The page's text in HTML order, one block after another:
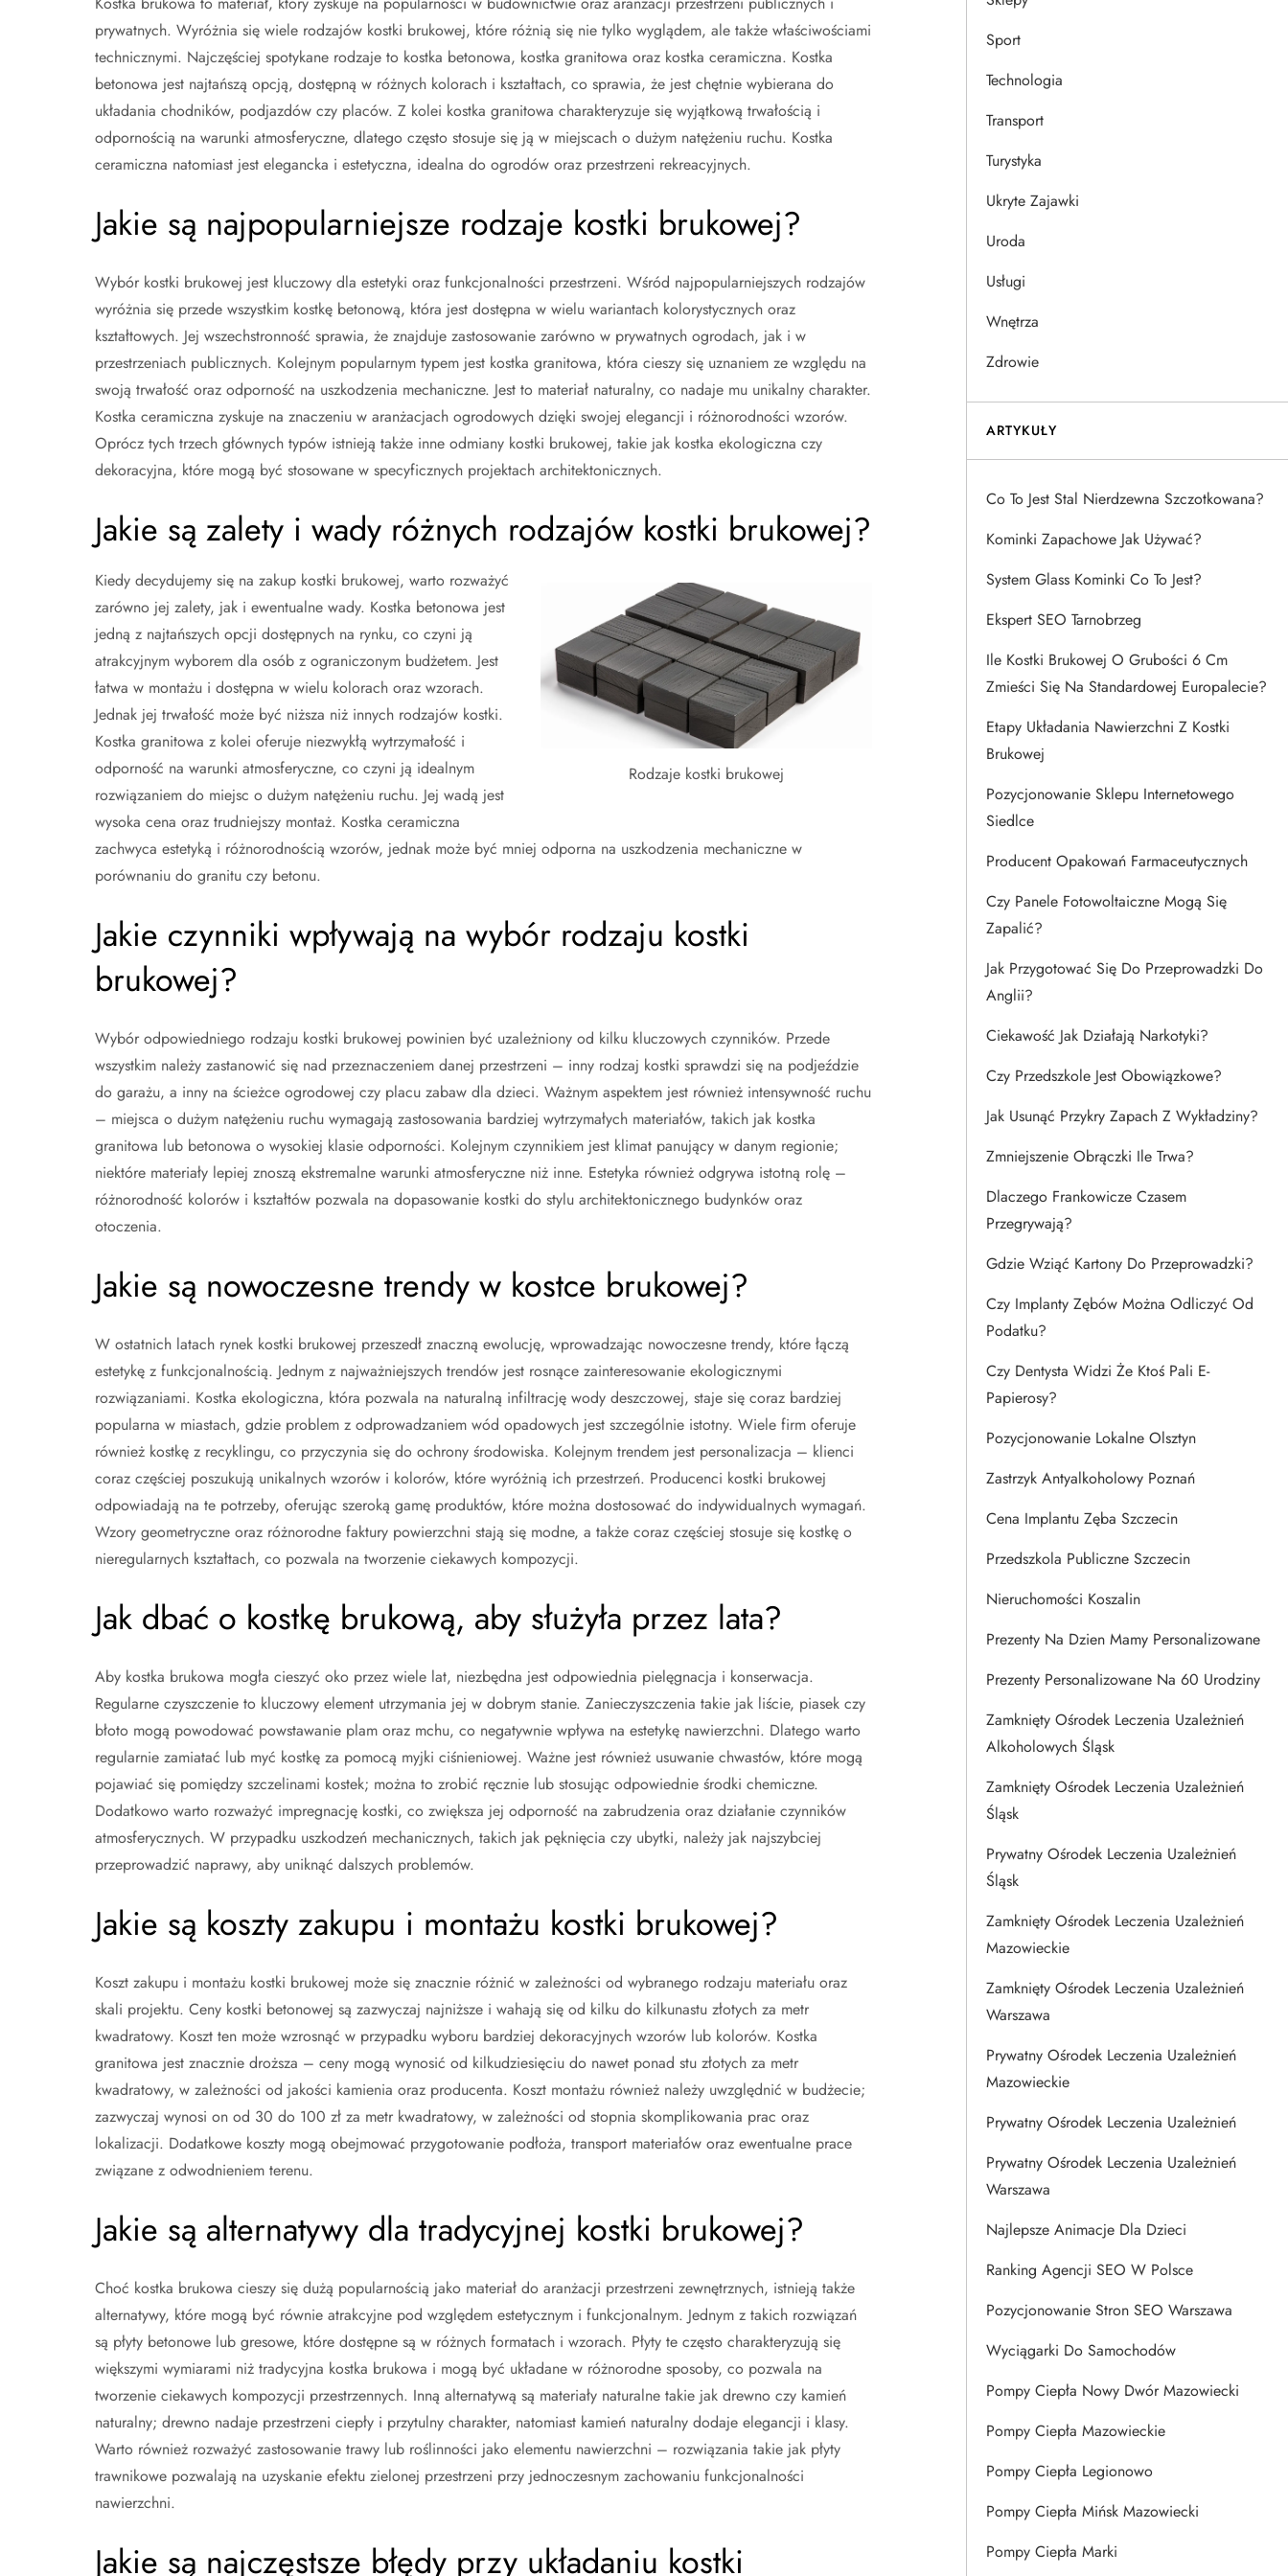
prywatnych. Wyróżnia się wiele rodzajów kostki brukowej, które różnią się nie tylko wyglądem, ale także właściwościami
technicznymi. Najczęściej spotykane rodzaje to kostka betonowa, kostka granitowa oraz kostka ceramiczna. Kostka
betonowa jest najtańszą opcją, dostępną w różnych kolorach i kształtach, co sprawia, że jest chętnie wybierana do
układania chodników, podjazdów czy placów. Z kolei kostka granitowa charakteryzuje się wyjątkową trwałością i
odpornością na warunki atmosferyczne, dlatego często stosuje się ją w miejscach o dużym natężeniu ruchu. Kostka
ceramiczna natomiast jest elegancka i estetyczna, idealna do ogrodów oraz przestrzeni rekreacyjnych.
Jakie są najpopularniejsze rodzaje kostki brukowej?
Wybór kostki brukowej jest kluczowy dla estetyki oraz funkcjonalności przestrzeni. Wśród najpopularniejszych rodzajów
wyróżnia się przede wszystkim kostkę betonową, która jest dostępna w wielu wariantach kolorystycznych oraz
kształtowych. Jej wszechstronność sprawia, że znajduje zastosowanie zarówno w prywatnych ogrodach, jak i w
przestrzeniach publicznych. Kolejnym popularnym typem jest kostka granitowa, która cieszy się uznaniem ze względu na
swoją trwałość oraz odporność na uszkodzenia mechaniczne. Jest to materiał naturalny, co nadaje mu unikalny charakter.
Kostka ceramiczna zyskuje na znaczeniu w aranżacjach ogrodowych dzięki swojej elegancji i różnorodności wzorów.
Oprócz tych trzech głównych typów istnieją także inne odmiany kostki brukowej, takie jak kostka ekologiczna czy
dekoracyjna, które mogą być stosowane w specyficznych projektach architektonicznych.
Jakie są zalety i wady różnych rodzajów kostki brukowej?
Rodzaje kostki brukowej
Kiedy decydujemy się na zakup kostki brukowej, warto rozważyć
zarówno jej zalety, jak i ewentualne wady. Kostka betonowa jest
jedną z najtańszych opcji dostępnych na rynku, co czyni ją
atrakcyjnym wyborem dla osób z ograniczonym budżetem. Jest
łatwa w montażu i dostępna w wielu kolorach oraz wzorach.
Jednak jej trwałość może być niższa niż innych rodzajów kostki.
Kostka granitowa z kolei oferuje niezwykłą wytrzymałość i
odporność na warunki atmosferyczne, co czyni ją idealnym
rozwiązaniem do miejsc o dużym natężeniu ruchu. Jej wadą jest
wysoka cena oraz trudniejszy montaż. Kostka ceramiczna
zachwyca estetyką i różnorodnością wzorów, jednak może być mniej odporna na uszkodzenia mechaniczne w
porównaniu do granitu czy betonu.
Jakie czynniki wpływają na wybór rodzaju kostki
brukowej?
Wybór odpowiedniego rodzaju kostki brukowej powinien być uzależniony od kilku kluczowych czynników. Przede
wszystkim należy zastanowić się nad przeznaczeniem danej przestrzeni – inny rodzaj kostki sprawdzi się na podjeździe
do garażu, a inny na ścieżce ogrodowej czy placu zabaw dla dzieci. Ważnym aspektem jest również intensywność ruchu
– miejsca o dużym natężeniu ruchu wymagają zastosowania bardziej wytrzymałych materiałów, takich jak kostka
granitowa lub betonowa o wysokiej klasie odporności. Kolejnym czynnikiem jest klimat panujący w danym regionie;
niektóre materiały lepiej znoszą ekstremalne warunki atmosferyczne niż inne. Estetyka również odgrywa istotną rolę –
różnorodność kolorów i kształtów pozwala na dopasowanie kostki do stylu architektonicznego budynków oraz
otoczenia.
Jakie są nowoczesne trendy w kostce brukowej?
W ostatnich latach rynek kostki brukowej przeszedł znaczną ewolucję, wprowadzając nowoczesne trendy, które łączą
estetykę z funkcjonalnością. Jednym z najważniejszych trendów jest rosnące zainteresowanie ekologicznymi
rozwiązaniami. Kostka ekologiczna, która pozwala na naturalną infiltrację wody deszczowej, staje się coraz bardziej
popularna w miastach, gdzie problem z odprowadzaniem wód opadowych jest szczególnie istotny. Wiele firm oferuje
również kostkę z recyklingu, co przyczynia się do ochrony środowiska. Kolejnym trendem jest personalizacja – klienci
coraz częściej poszukują unikalnych wzorów i kolorów, które wyróżnią ich przestrzeń. Producenci kostki brukowej
odpowiadają na te potrzeby, oferując szeroką gamę produktów, które można dostosować do indywidualnych wymagań.
Wzory geometryczne oraz różnorodne faktury powierzchni stają się modne, a także coraz częściej stosuje się kostkę o
nieregularnych kształtach, co pozwala na tworzenie ciekawych kompozycji.
Jak dbać o kostkę brukową, aby służyła przez lata?
Aby kostka brukowa mogła cieszyć oko przez wiele lat, niezbędna jest odpowiednia pielęgnacja i konserwacja.
Regularne czyszczenie to kluczowy element utrzymania jej w dobrym stanie. Zanieczyszczenia takie jak liście, piasek czy
błoto mogą powodować powstawanie plam oraz mchu, co negatywnie wpływa na estetykę nawierzchni. Dlatego warto
regularnie zamiatać lub myć kostkę za pomocą myjki ciśnieniowej. Ważne jest również usuwanie chwastów, które mogą
pojawiać się pomiędzy szczelinami kostek; można to zrobić ręcznie lub stosując odpowiednie środki chemiczne.
Dodatkowo warto rozważyć impregnację kostki, co zwiększa jej odporność na zabrudzenia oraz działanie czynników
atmosferycznych. W przypadku uszkodzeń mechanicznych, takich jak pęknięcia czy ubytki, należy jak najszybciej
przeprowadzić naprawy, aby uniknąć dalszych problemów.
Jakie są koszty zakupu i montażu kostki brukowej?
Koszt zakupu i montażu kostki brukowej może się znacznie różnić w zależności od wybranego rodzaju materiału oraz
skali projektu. Ceny kostki betonowej są zazwyczaj najniższe i wahają się od kilku do kilkunastu złotych za metr
kwadratowy. Koszt ten może wzrosnąć w przypadku wyboru bardziej dekoracyjnych wzorów lub kolorów. Kostka
granitowa jest znacznie droższa – ceny mogą wynosić od kilkudziesięciu do nawet ponad stu złotych za metr
kwadratowy, w zależności od jakości kamienia oraz producenta. Koszt montażu również należy uwzględnić w budżecie;
zazwyczaj wynosi on od 30 do 100 zł za metr kwadratowy, w zależności od stopnia skomplikowania prac oraz
lokalizacji. Dodatkowe koszty mogą obejmować przygotowanie podłoża, transport materiałów oraz ewentualne prace
związane z odwodnieniem terenu.
Jakie są alternatywy dla tradycyjnej kostki brukowej?
Choć kostka brukowa cieszy się dużą popularnością jako materiał do aranżacji przestrzeni zewnętrznych, istnieją także
alternatywy, które mogą być równie atrakcyjne pod względem estetycznym i funkcjonalnym. Jednym z takich rozwiązań
są płyty betonowe lub gresowe, które dostępne są w różnych formatach i wzorach. Płyty te często charakteryzują się
większymi wymiarami niż tradycyjna kostka brukowa i mogą być układane w różnorodne sposoby, co pozwala na
tworzenie ciekawych kompozycji przestrzennych. Inną alternatywą są materiały naturalne takie jak drewno czy kamień
naturalny; drewno nadaje przestrzeni ciepły i przytulny charakter, natomiast kamień naturalny dodaje elegancji i klasy.
Warto również rozważyć zastosowanie trawy lub roślinności jako elementu nawierzchni – rozwiązania takie jak płyty
trawnikowe pozwalają na uzyskanie efektu zielonej przestrzeni przy jednoczesnym zachowaniu funkcjonalności
nawierzchni.
Jakie są najczęstsze błędy przy układaniu kostki
Sport
Technologia
Transport
Turystyka
Ukryte Zajawki
Uroda
Usługi
Wnętrza
Zdrowie
ARTYKUŁY
Co To Jest Stal Nierdzewna Szczotkowana?
Kominki Zapachowe Jak Używać?
System Glass Kominki Co To Jest?
Ekspert SEO Tarnobrzeg
Ile Kostki Brukowej O Grubości 6 Cm
Zmieści Się Na Standardowej Europalecie?
Etapy Układania Nawierzchni Z Kostki
Brukowej
Pozycjonowanie Sklepu Internetowego
Siedlce
Producent Opakowań Farmaceutycznych
Czy Panele Fotowoltaiczne Mogą Się
Zapalić?
Jak Przygotować Się Do Przeprowadzki Do
Anglii?
Ciekawość Jak Działają Narkotyki?
Czy Przedszkole Jest Obowiązkowe?
Jak Usunąć Przykry Zapach Z Wykładziny?
Zmniejszenie Obrączki Ile Trwa?
Dlaczego Frankowicze Czasem
Przegrywają?
Gdzie Wziąć Kartony Do Przeprowadzki?
Czy Implanty Zębów Można Odliczyć Od
Podatku?
Czy Dentysta Widzi Że Ktoś Pali E-
Papierosy?
Pozycjonowanie Lokalne Olsztyn
Zastrzyk Antyalkoholowy Poznań
Cena Implantu Zęba Szczecin
Przedszkola Publiczne Szczecin
Nieruchomości Koszalin
Prezenty Na Dzien Mamy Personalizowane
Prezenty Personalizowane Na 60 Urodziny
Zamknięty Ośrodek Leczenia Uzależnień
Alkoholowych Śląsk
Zamknięty Ośrodek Leczenia Uzależnień
Śląsk
Prywatny Ośrodek Leczenia Uzależnień
Śląsk
Zamknięty Ośrodek Leczenia Uzależnień
Mazowieckie
Zamknięty Ośrodek Leczenia Uzależnień
Warszawa
Prywatny Ośrodek Leczenia Uzależnień
Mazowieckie
Prywatny Ośrodek Leczenia Uzależnień
Prywatny Ośrodek Leczenia Uzależnień
Warszawa
Najlepsze Animacje Dla Dzieci
Ranking Agencji SEO W Polsce
Pozycjonowanie Stron SEO Warszawa
Wyciągarki Do Samochodów
Pompy Ciepła Nowy Dwór Mazowiecki
Pompy Ciepła Mazowieckie
Pompy Ciepła Legionowo
Pompy Ciepła Mińsk Mazowiecki
Pompy Ciepła Marki